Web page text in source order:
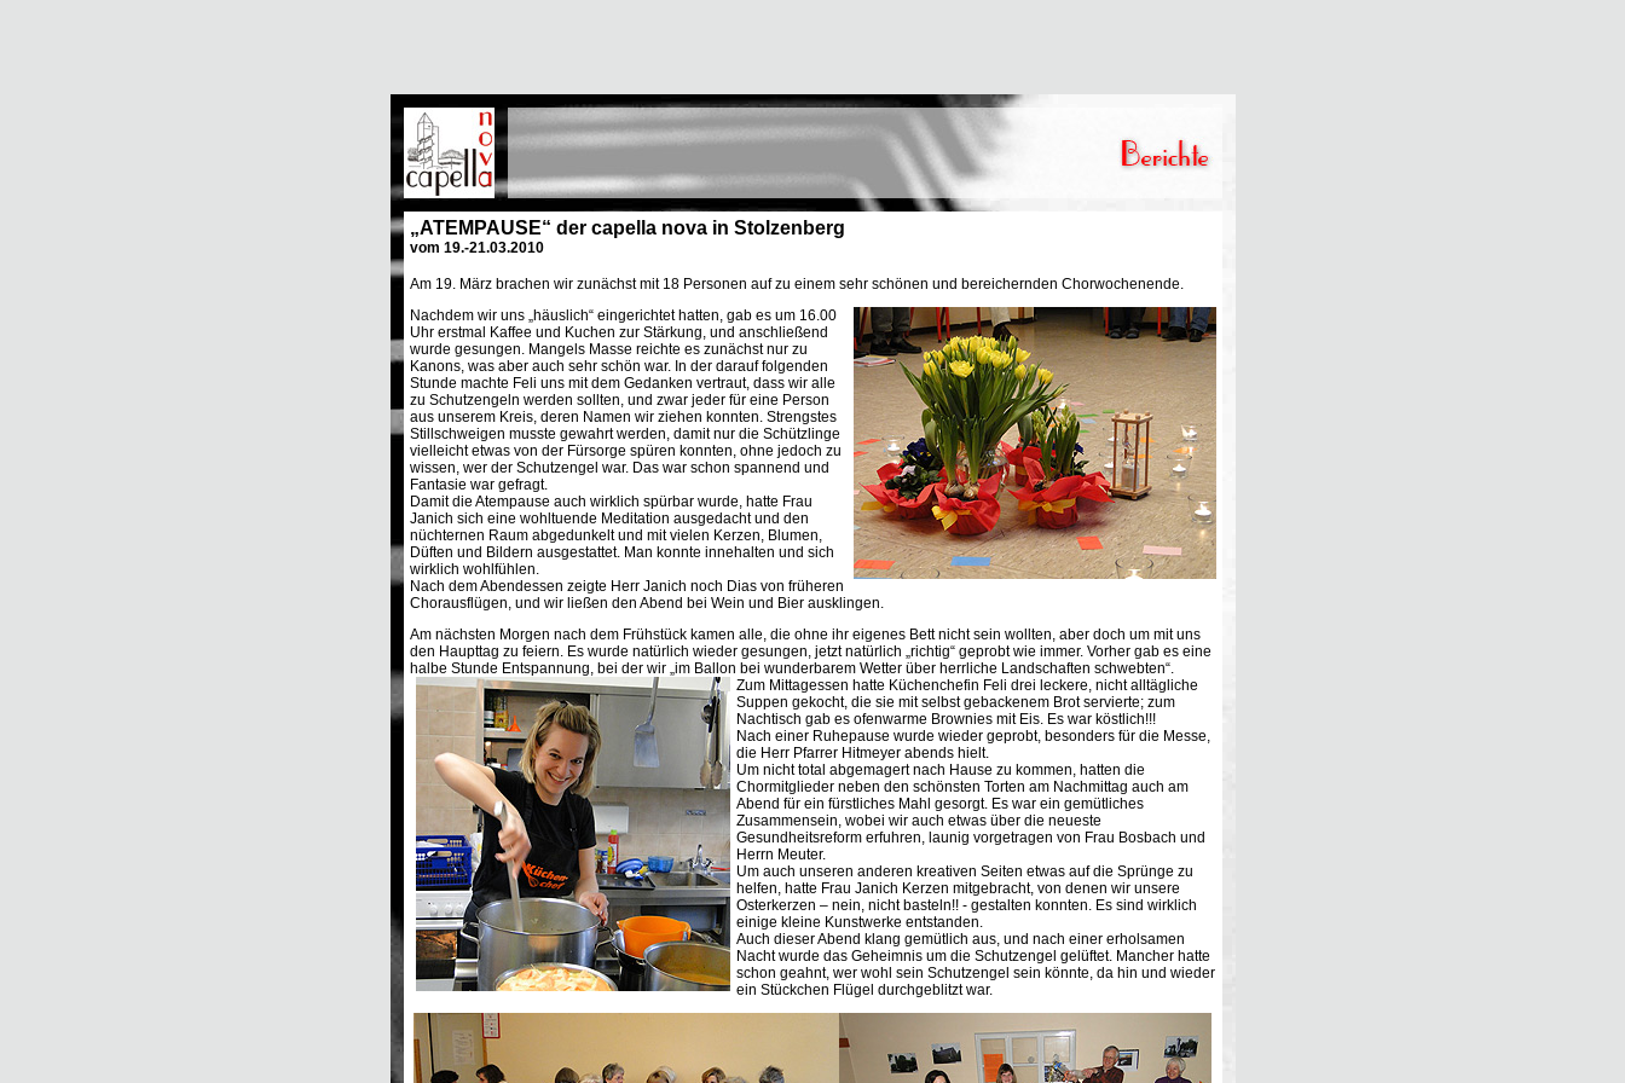
„ATEMPAUSE“ der capella nova in Stolzenberg
vom 19.-21.03.2010
Am 19. März brachen wir zunächst mit 18 Personen auf zu einem sehr schönen und bereichernden Chorwochenende.
Nachdem wir uns „häuslich“ eingerichtet hatten, gab es um 16.00
Uhr erstmal Kaffee und Kuchen zur Stärkung, und anschließend
wurde gesungen. Mangels Masse reichte es zunächst nur zu
Kanons, was aber auch sehr schön war. In der darauf folgenden
Stunde machte Feli uns mit dem Gedanken vertraut, dass wir alle
zu Schutzengeln werden sollten, und zwar jeder für eine Person
aus unserem Kreis, deren Namen wir ziehen konnten. Strengstes
Stillschweigen musste gewahrt werden, damit nur die Schützlinge
vielleicht etwas von der Fürsorge spüren konnten, ohne jedoch zu
wissen, wer der Schutzengel war. Das war schon spannend und
Fantasie war gefragt.
Damit die Atempause auch wirklich spürbar wurde, hatte Frau
Janich sich eine wohltuende Meditation ausgedacht und den
nüchternen Raum abgedunkelt und mit vielen Kerzen, Blumen,
Düften und Bildern ausgestattet. Man konnte innehalten und sich
wirklich wohlfühlen.
Nach dem Abendessen zeigte Herr Janich noch Dias von früheren
Chorausflügen, und wir ließen den Abend bei Wein und Bier ausklingen.
Am nächsten Morgen nach dem Frühstück kamen alle, die ohne ihr eigenes Bett nicht sein wollten, aber doch um mit uns
den Haupttag zu feiern. Es wurde natürlich wieder gesungen, jetzt natürlich „richtig“ geprobt wie immer. Vorher gab es eine
halbe Stunde Entspannung, bei der wir „im Ballon bei wunderbarem Wetter über herrliche Landschaften schwebten“.
Zum Mittagessen hatte Küchenchefin Feli drei leckere, nicht alltägliche
Suppen gekocht, die sie mit selbst gebackenem Brot servierte; zum
Nachtisch gab es ofenwarme Brownies mit Eis. Es war köstlich!!!
Nach einer Ruhepause wurde wieder geprobt, besonders für die Messe,
die Herr Pfarrer Hitmeyer abends hielt.
Um nicht total abgemagert nach Hause zu kommen, hatten die
Chormitglieder neben den schönsten Torten am Nachmittag auch am
Abend für ein fürstliches Mahl gesorgt. Es war ein gemütliches
Zusammensein, wobei wir auch etwas über die neueste
Gesundheitsreform erfuhren, launig vorgetragen von Frau Bosbach und
Herrn Meuter.
Um auch unseren anderen kreativen Seiten etwas auf die Sprünge zu
helfen, hatte Frau Janich Kerzen mitgebracht, von denen wir unsere
Osterkerzen – nein, nicht basteln!! - gestalten konnten. Es sind wirklich
einige kleine Kunstwerke entstanden.
Auch dieser Abend klang gemütlich aus, und nach einer erholsamen
Nacht wurde das Geheimnis um die Schutzengel gelüftet. Mancher hatte
schon geahnt, wer wohl sein Schutzengel sein könnte, da hin und wieder
ein Stückchen Flügel durchgeblitzt war.